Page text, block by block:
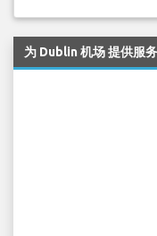
为 Dublin 机场 提供服